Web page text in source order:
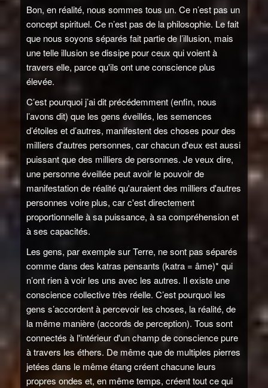
Bon, en réalité, nous sommes tous un. Ce n’est pas un
concept spirituel. Ce n’est pas de la philosophie. Le fait
que nous soyons séparés fait partie de l’illusion, mais
une telle illusion se dissipe pour ceux qui voient à
travers elle, parce qu'ils ont une conscience plus
élevée.
C’est pourquoi j’ai dit précédemment (enfin, nous
l’avons dit) que les gens éveillés, les semences
d’étoiles et d’autres, manifestent des choses pour des
milliers d'autres personnes, car chacun d'eux est aussi
puissant que des milliers de personnes. Je veux dire,
une personne éveillée peut avoir le pouvoir de
manifestation de réalité qu'auraient des milliers d'autres
personnes voire plus, car c'est directement
proportionnelle à sa puissance, à sa compréhension et
à ses capacités.
Les gens, par exemple sur Terre, ne sont pas séparés
comme dans des katras pensants (katra = âme)* qui
n’ont rien à voir les uns avec les autres. Il existe une
conscience collective très réelle. C’est pourquoi les
gens s’accordent à percevoir les choses, la réalité, de
la même manière (accords de perception). Tous sont
connectés à l'intérieur d'un champ de conscience pure
à travers les éthers. De même que de multiples pierres
jetées dans le même étang créent chacune leurs
propres ondes et, en même temps, créent tout ce qui